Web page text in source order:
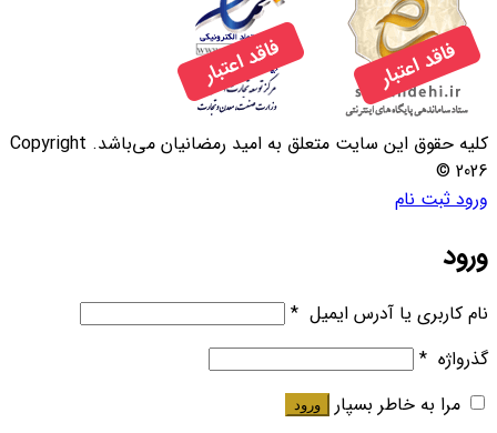
کلیه حقوق این سایت متعلق به امید رمضانیان می‌باشد. Copyright
© 2026
ورودثبت نام
ورود
نام کاربری یا آدرس ایمیل *
گذرواژه *
مرا به خاطر بسپار
ورود